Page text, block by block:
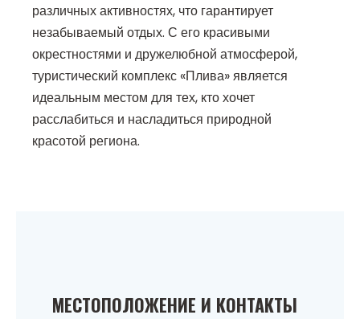
различных активностях, что гарантирует
незабываемый отдых. С его красивыми
окрестностями и дружелюбной атмосферой,
туристический комплекс «Плива» является
идеальным местом для тех, кто хочет
расслабиться и насладиться природной
красотой региона.
МЕСТОПОЛОЖЕНИЕ И КОНТАКТЫ